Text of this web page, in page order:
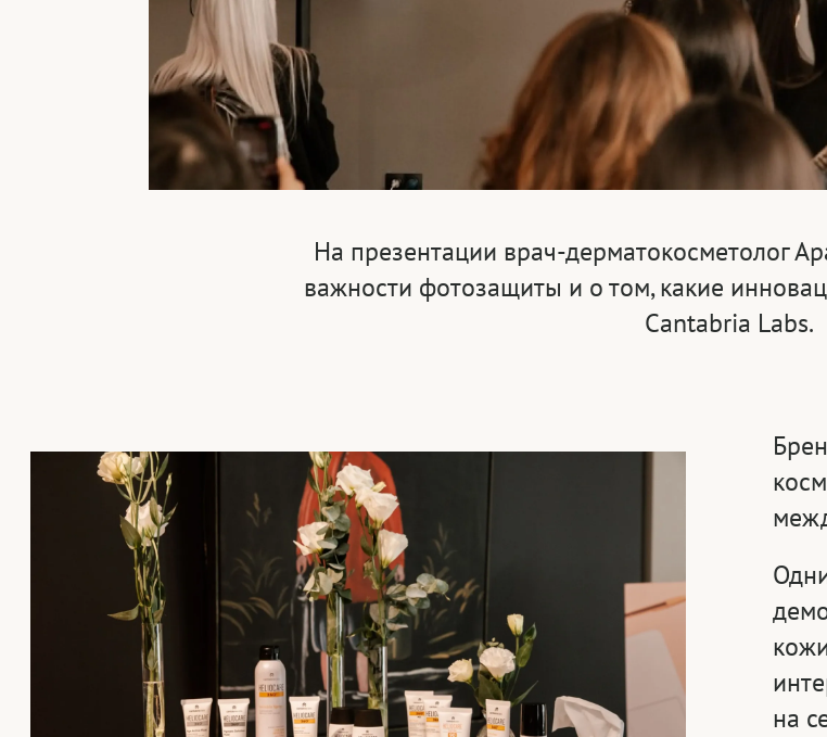
На презентации врач-дерматокосметолог
важности фотозащиты и о том, какие
Cantabria Labs.
на